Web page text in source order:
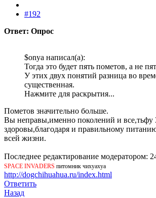
#192
Ответ: Опрос
$onya написал(а):
Тогда это будет пять пометов, а не
У этих двух понятий разница во
существенная.
Нажмите для раскрытия...
Пометов значительно больше.
Вы неправы,именно поколений и все,тьфу
здоровы,благодаря и правильному
всей жизни.
Последнее редактирование модератором:
SPACE INVADERS питомник чихуахуа
http://dogchihuahua.ru/index.html
Ответить
Назад